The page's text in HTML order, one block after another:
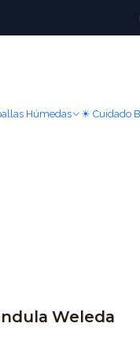
Húmedas ☀ Cuidado
Weleda